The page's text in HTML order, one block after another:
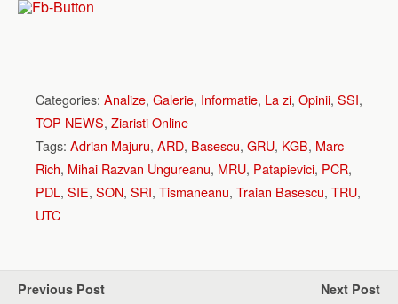
Categories: Analize, Galerie, Informatie, La zi, Opinii, SSI,
TOP NEWS, Ziaristi Online
Tags: Adrian Majuru, ARD, Basescu, GRU, KGB, Marc
Rich, Mihai Razvan Ungureanu, MRU, Patapievici, PCR,
PDL, SIE, SON, SRI, Tismaneanu, Traian Basescu, TRU,
UTC
Previous Post Next Post